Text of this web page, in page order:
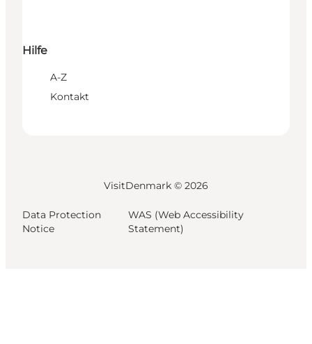
Hilfe
A-Z
Kontakt
VisitDenmark © 2026
Data Protection
Notice
WAS (Web Accessibility
Statement)